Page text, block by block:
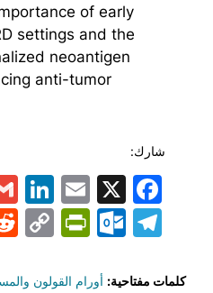
of early
settings and the
neoantigen
anti-tumor
شارك:
Facebook
X
Telegram
كلمات مفتاحية: أورام القولون